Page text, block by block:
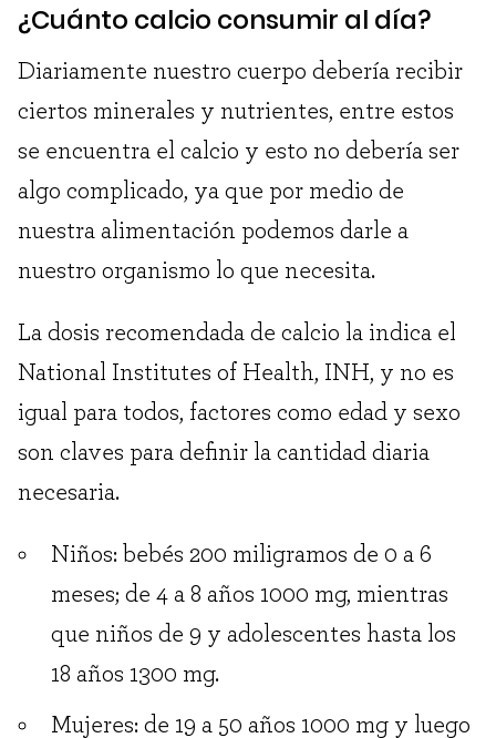
¿Cuánto calcio consumir al día?
Diariamente nuestro cuerpo debería recibir
ciertos minerales y nutrientes, entre estos
se encuentra el calcio y esto no debería ser
algo complicado, ya que por medio de
nuestra alimentación podemos darle a
nuestro organismo lo que necesita.
La dosis recomendada de calcio la indica el
National Institutes of Health, INH, y no es
igual para todos, factores como edad y sexo
son claves para definir la cantidad diaria
necesaria.
Niños: bebés 200 miligramos de 0 a 6
meses; de 4 a 8 años 1000 mg, mientras
que niños de 9 y adolescentes hasta los
18 años 1300 mg.
Mujeres: de 19 a 50 años 1000 mg y luego